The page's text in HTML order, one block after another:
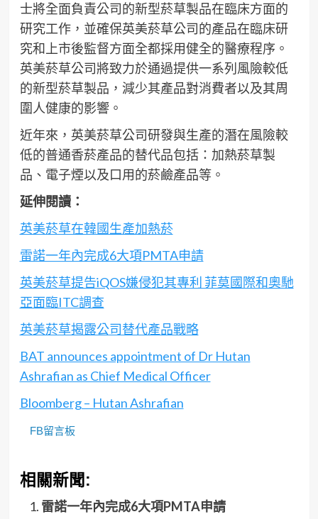
士將全面負責公司的新型菸草製品在臨床方面的
研究工作，並確保英美菸草公司的產品在臨床研
究和上市後監督方面全都採用健全的醫療程序。
英美菸草公司將致力於通過提供一系列風險較低
的新型菸草製品，減少其產品對消費者以及其周
圍人健康的影響。
近年來，英美菸草公司研發與生產的潛在風險較
低的普通香菸產品的替代品包括：加熱菸草製
品、電子煙以及口用的菸鹼產品等。
延伸閱讀：
英美菸草在韓國生產加熱菸
雷諾一年內完成6大項PMTA申請
英美菸草提告iQOS嫌侵犯其專利 菲莫國際和奧馳
亞面臨ITC調查
英美菸草揭露公司替代產品戰略
BAT announces appointment of Dr Hutan
Ashrafian as Chief Medical Officer
Bloomberg – Hutan Ashrafian
FB留言板
相關新聞:
雷諾一年內完成6大項PMTA申請